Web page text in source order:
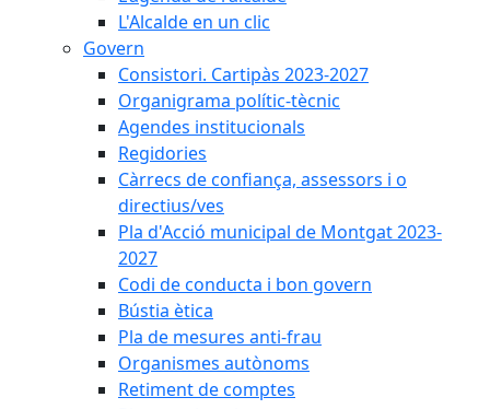
L'Alcalde en un clic
Govern
Consistori. Cartipàs 2023-2027
Organigrama polític-tècnic
Agendes institucionals
Regidories
Càrrecs de confiança, assessors i o
directius/ves
Pla d'Acció municipal de Montgat 2023-
2027
Codi de conducta i bon govern
Bústia ètica
Pla de mesures anti-frau
Organismes autònoms
Retiment de comptes